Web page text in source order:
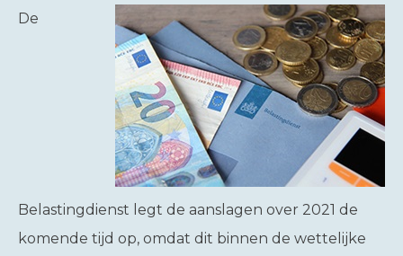
De
Belastingdienst legt de aanslagen over 2021 de
komende tijd op, omdat dit binnen de wettelijke